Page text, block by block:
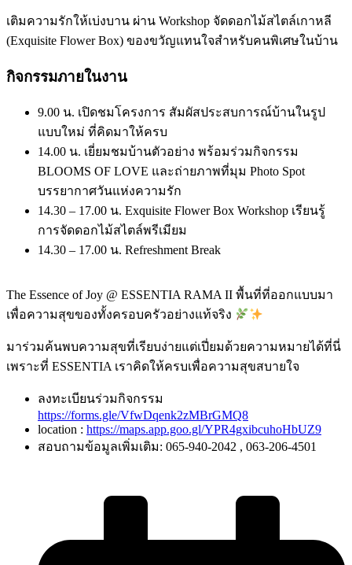
เติมความรักให้เบ่งบาน ผ่าน Workshop จัดดอกไม้สไตล์เกาหลี
(Exquisite Flower Box) ของขวัญแทนใจสำหรับคนพิเศษในบ้าน
กิจกรรมภายในงาน
9.00 น. เปิดชมโครงการ สัมผัสประสบการณ์บ้านในรูป
แบบใหม่ ที่คิดมาให้ครบ
14.00 น. เยี่ยมชมบ้านตัวอย่าง พร้อมร่วมกิจกรรม
BLOOMS OF LOVE และถ่ายภาพที่มุม Photo Spot
บรรยากาศวันแห่งความรัก
14.30 – 17.00 น. Exquisite Flower Box Workshop เรียนรู้
การจัดดอกไม้สไตล์พรีเมียม
14.30 – 17.00 น. Refreshment Break
The Essence of Joy @ ESSENTIA RAMA II พื้นที่ที่ออกแบบมา
เพื่อความสุขของทั้งครอบครัวอย่างแท้จริง
มาร่วมค้นพบความสุขที่เรียบง่ายแต่เปี่ยมด้วยความหมายได้ที่นี่
เพราะที่ ESSENTIA เราคิดให้ครบเพื่อความสุขสบายใจ
ลงทะเบียนร่วมกิจกรรม
https://forms.gle/VfwDqenk2zMBrGMQ8
location : https://maps.app.goo.gl/YPR4gxibcuhoHbUZ9
สอบถามข้อมูลเพิ่มเติม: 065-940-2042 , 063-206-4501